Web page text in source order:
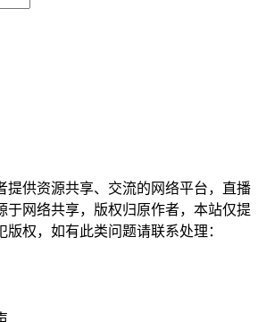
提供资源共享、交流的网络平台，直播
于网络共享，版权归原作者，本站仅提
权，如有此类问题请联系处理：